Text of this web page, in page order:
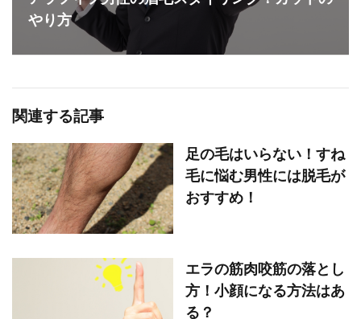
やり方
関連する記事
足の毛はいらない！すね
毛に悩む男性には脱毛が
おすすめ！
エラの筋肉咬筋の落とし
方！小顔になる方法はあ
る？